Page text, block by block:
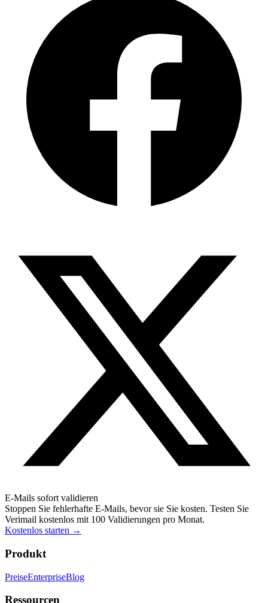
E-Mails sofort validieren
Stoppen Sie fehlerhafte E-Mails, bevor sie Sie kosten. Testen Sie
Verimail kostenlos mit 100 Validierungen pro Monat.
Kostenlos starten →
Produkt
PreiseEnterpriseBlog
Ressourcen